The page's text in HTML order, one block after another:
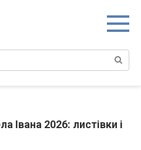
Івана 2026: листівки і